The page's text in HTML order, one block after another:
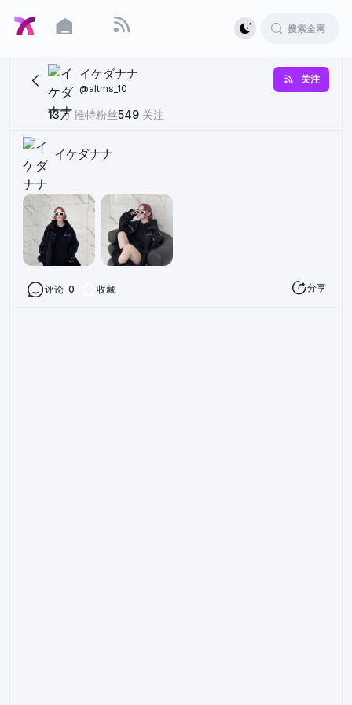
イケダナナ
@altms_10
关注
13万推特粉丝549 关注
イケダナナ
评论 0 收藏 分享